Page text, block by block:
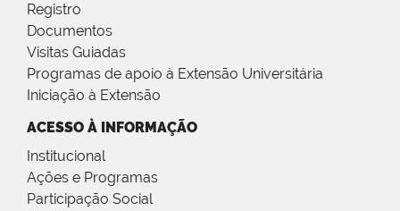
Registro
Documentos
Visitas Guiadas
Programas de apoio à Extensão Universitária
Iniciação à Extensão
ACESSO À INFORMAÇÃO
Institucional
Ações e Programas
Participação Social